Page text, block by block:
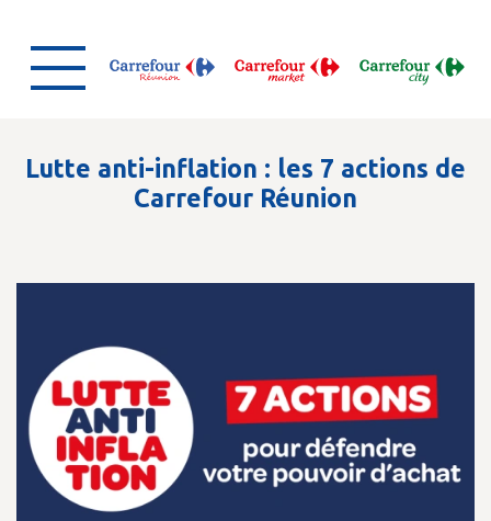
Lutte anti-inflation : les 7 actions de
Carrefour Réunion